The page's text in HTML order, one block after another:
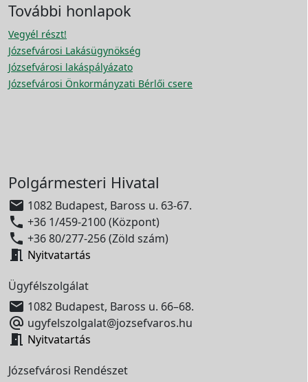
További honlapok
Vegyél részt!
Józsefvárosi Lakásügynökség
Józsefvárosi lakáspályázato
Józsefvárosi Önkormányzati Bérlői csere
Polgármesteri Hivatal
 1082 Budapest, Baross u. 63-67.
 +36 1/459-2100 (Központ)
 +36 80/277-256 (Zöld szám)
 Nyitvatartás
Ügyfélszolgálat
 1082 Budapest, Baross u. 66–68.
 ugyfelszolgalat@jozsefvaros.hu
 Nyitvatartás
Józsefvárosi Rendészet